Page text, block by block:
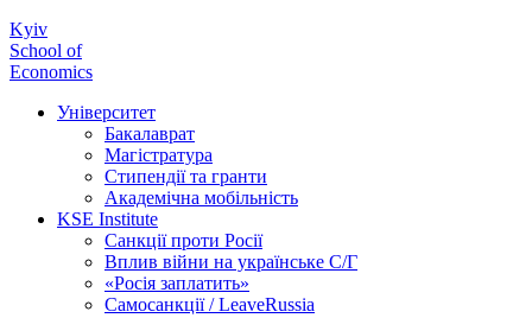
Kyiv
School of
Economics
Університет
Бакалаврат
Магістратура
Стипендії та гранти
Академічна мобільність
KSE Institute
Санкції проти Росії
Вплив війни на українське С/Г
«Росія заплатить»
Самосанкції / LeaveRussia